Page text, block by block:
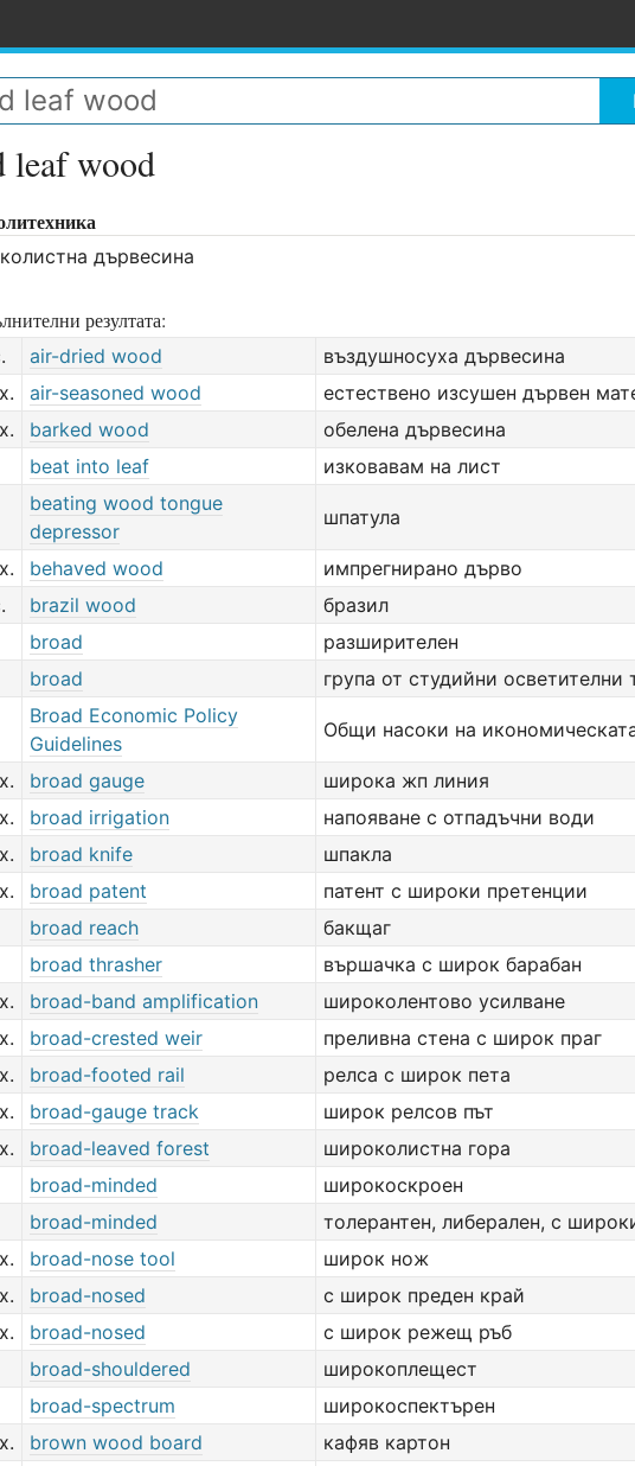
leaf wood
дървесина
резултата:
air-dried wood
въздушносуха дървесина
air-seasoned wood
естествено изсушен дървен
barked wood
обелена дървесина
beat into leaf
изковавам на лист
beating wood tongue
depressor
шпатула
behaved wood
импрегнирано дърво
brazil wood
бразил
broad
разширителен
broad
група от студийни осветителни
Broad Economic Policy
Guidelines
Общи насоки на
broad gauge
широка жп линия
broad irrigation
напояване с отпадъчни води
broad knife
шпакла
broad patent
патент с широки претенции
broad reach
бакщаг
broad thrasher
вършачка с широк барабан
broad-band amplification
широколентово усилване
broad-crested weir
преливна стена с широк праг
broad-footed rail
релса с широк пета
broad-gauge track
широк релсов път
broad-leaved forest
широколистна гора
broad-minded
широкоскроен
broad-minded
толерантен, либерален, с
broad-nose tool
широк нож
broad-nosed
с широк преден край
broad-nosed
с широк режещ ръб
broad-shouldered
широкоплещест
broad-spectrum
широкоспектърен
brown wood board
кафяв картон